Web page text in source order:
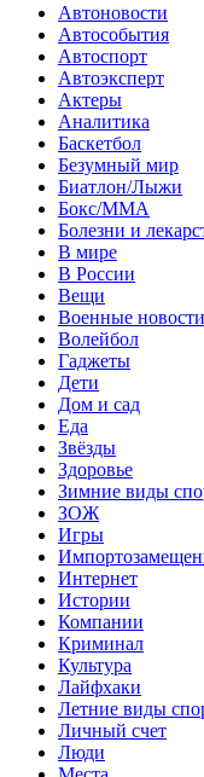
Автоновости
Автособытия
Автоспорт
Автоэксперт
Актеры
Аналитика
Баскетбол
Безумный мир
Биатлон/Лыжи
Бокс/MMA
Болезни и
В мире
В России
Вещи
Военные новости
Волейбол
Гаджеты
Дети
Дом и сад
Еда
Звёзды
Здоровье
Зимние виды
ЗОЖ
Игры
Интернет
Истории
Компании
Криминал
Культура
Лайфхаки
Летние виды
Личный счет
Люди